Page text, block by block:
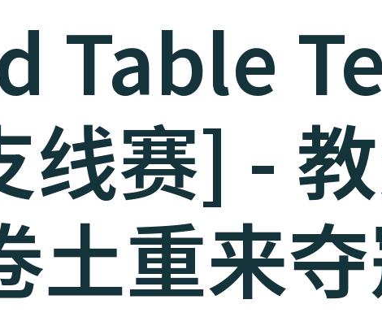
Table
线赛] -
土重来夺